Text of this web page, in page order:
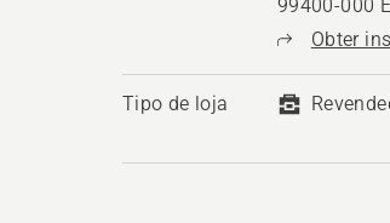
99400-000
Obter
Tipo de loja